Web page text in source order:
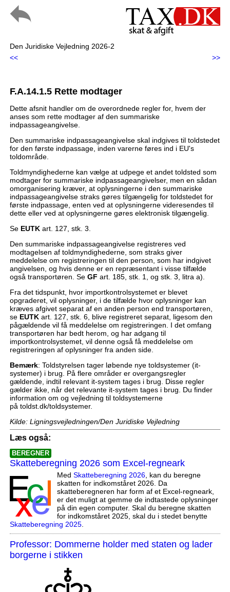
Den Juridiske Vejledning 2026-2
<<
>>
F.A.14.1.5 Rette modtager
Dette afsnit handler om de overordnede regler for, hvem der
anses som rette modtager af den summariske
indpassageangivelse.
Den summariske indpassageangivelse skal indgives til toldstedet
for den første indpassage, inden varerne føres ind i EU's
toldområde.
Toldmyndighederne kan vælge at udpege et andet toldsted som
modtager for summariske indpassageangivelser, men en sådan
omorganisering kræver, at oplysningerne i den summariske
indpassageangivelse straks gøres tilgængelig for toldstedet for
første indpassage, enten ved at oplysningerne videresendes til
dette eller ved at oplysningerne gøres elektronisk tilgængelig.
Se EUTKart. 127, stk. 3.
Den summariske indpassageangivelse registreres ved
modtagelsen af toldmyndighederne, som straks giver
meddelelse om registreringen til den person, som har indgivet
angivelsen, og hvis denne er en repræsentant i visse tilfælde
også transportøren. Se GF art. 185, stk. 1, og stk. 3, litra a).
Fra det tidspunkt, hvor importkontrolsystemet er blevet
opgraderet, vil oplysninger, i de tilfælde hvor oplysninger kan
kræves afgivet separat af en anden person end transportøren,
se EUTKart. 127, stk. 6, blive registreret separat, ligesom den
pågældende vil få meddelelse om registreringen. I det omfang
transportøren har bedt herom, og har adgang til
importkontrolsystemet, vil denne også få meddelelse om
registreringen af oplysninger fra anden side.
Bemærk: Toldstyrelsen tager løbende nye toldsystemer (it-
systemer) i brug. På flere områder er overgangsregler
gældende, indtil relevant it-system tages i brug. Disse regler
gælder ikke, når det relevante it-system tages i brug. Du finder
information om og vejledning til toldsystemerne
på toldst.dk/toldsystemer.
Kilde: Ligningsvejledningen/Den Juridiske Vejledning
Læs også:
BEREGNER
Skatteberegning 2026 som Excel-regneark
Med Skatteberegning 2026, kan du beregne
skatten for indkomståret 2026. Da
skatteberegneren har form af et Excel-regneark,
er det muligt at gemme de indtastede oplysninger
på din egen computer. Skal du beregne skatten
for indkomståret 2025, skal du i stedet benytte
Skatteberegning 2025.
Professor: Dommerne holder med staten og lader
borgerne i stikken